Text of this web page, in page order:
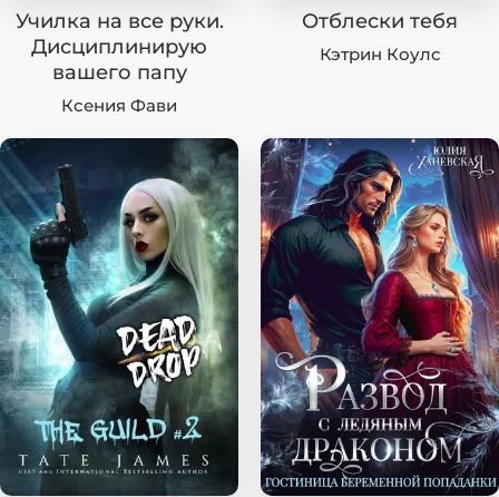
Училка на все руки.
Дисциплинирую
вашего папу
Ксения Фави
Отблески тебя
Кэтрин Коулc